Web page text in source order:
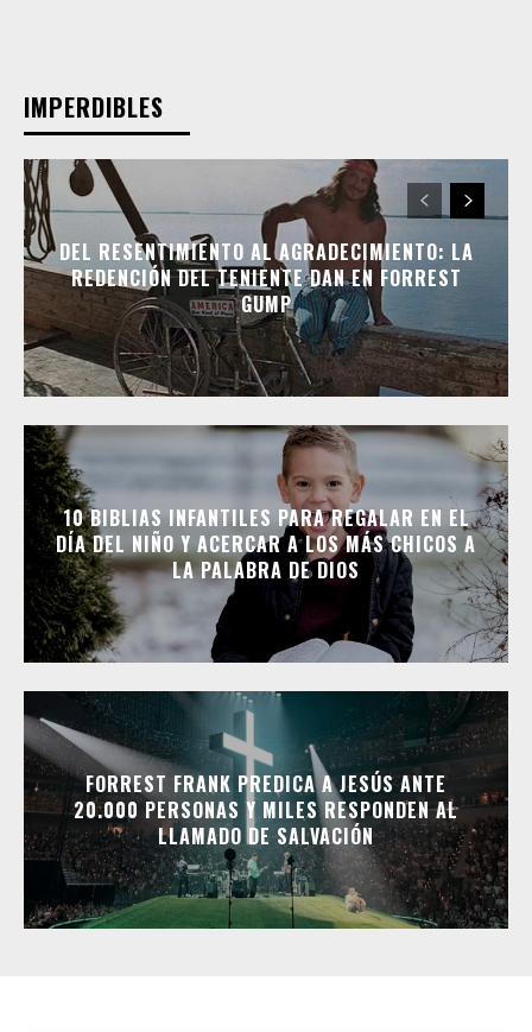
IMPERDIBLES
DEL RESENTIMIENTO AL AGRADECIMIENTO: LA
REDENCIÓN DEL TENIENTE DAN EN FORREST
GUMP
10 BIBLIAS INFANTILES PARA REGALAR EN EL
DÍA DEL NIÑO Y ACERCAR A LOS MÁS CHICOS A
LA PALABRA DE DIOS
FORREST FRANK PREDICA A JESÚS ANTE
20.000 PERSONAS Y MILES RESPONDEN AL
LLAMADO DE SALVACIÓN